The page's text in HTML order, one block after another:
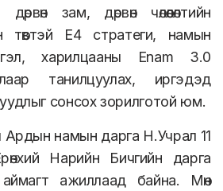
зам, дөрвөн чөлөөлөлтийн
төвтэй E4 стратеги, намын
харилцааны Enam 3.0
танилцуулах, иргэдэд
сонсох зорилготой юм.
намын дарга Н.Учрал 11
Нарийн Бичгийн дарга
ажиллаад байна. Мөн